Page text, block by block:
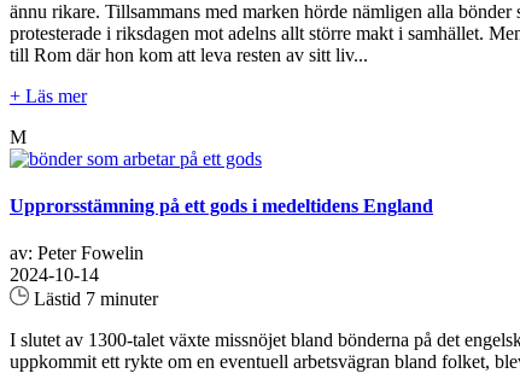
ännu rikare. Tillsammans med marken hörde nämligen alla
protesterade i riksdagen mot adelns allt större makt i samhället.
till Rom där hon kom att leva resten av sitt liv...
+ Läs mer
M
Upprorsstämning på ett gods i medeltidens England
av: Peter Fowelin
2024-10-14
Lästid 7 minuter
I slutet av 1300-talet växte missnöjet bland bönderna på det
uppkommit ett rykte om en eventuell arbetsvägran bland folket,